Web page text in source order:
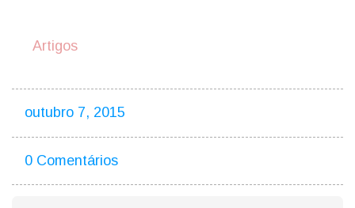
Artigos
outubro 7, 2015
0 Comentários